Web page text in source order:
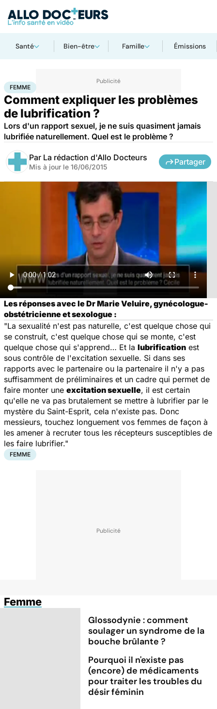
Santé Bien-être Famille Émissions
AccueilBien-être
FEMME
Comment expliquer les problèmes
de lubrification ?
Lors d'un rapport sexuel, je ne suis quasiment jamais
lubrifiée naturellement. Quel est le problème ?
Par La rédaction d'Allo Docteurs
Mis à jour le 16/06/2015
Partager
Les réponses avec le Dr Marie Veluire, gynécologue-
obstétricienne et sexologue :
"La sexualité n'est pas naturelle, c'est quelque chose qui
se construit, c'est quelque chose qui se monte, c'est
quelque chose qui s'apprend… Et la lubrification est
sous contrôle de l'excitation sexuelle. Si dans ses
rapports avec le partenaire ou la partenaire il n'y a pas
suffisamment de préliminaires et un cadre qui permet de
faire monter une excitation sexuelle, il est certain
qu'elle ne va pas brutalement se mettre à lubrifier par le
mystère du Saint-Esprit, cela n'existe pas. Donc
messieurs, touchez longuement vos femmes de façon à
les amener à recruter tous les récepteurs susceptibles de
les faire lubrifier."
FEMME
Femme
Glossodynie : comment
soulager un syndrome de la
bouche brûlante ?
Pourquoi il n'existe pas
(encore) de médicaments
pour traiter les troubles du
désir féminin